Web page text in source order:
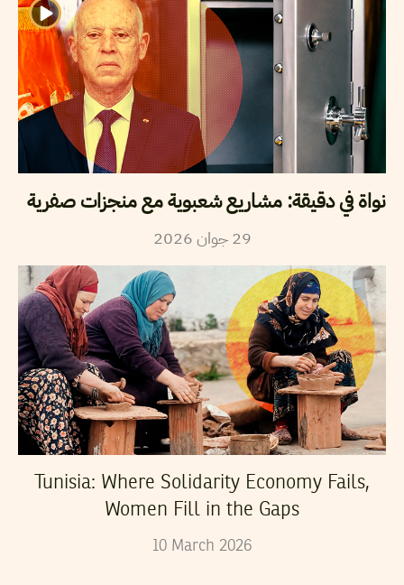
نواة في دقيقة: مشاريع شعبوية مع منجزات صفرية
29 جوان2026
Tunisia: Where Solidarity Economy Fails,
Women Fill in the Gaps
10 March 2026